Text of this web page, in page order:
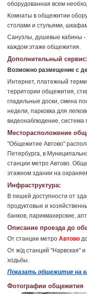
оборудованная всем
Комнаты в общежитии
столами и стульями,
Санузлы, душевые кабины -
каждом этаже общежития.
Дополнительный сервис:
Возможно размещение с
Интернет, платежный
территории общежития,
гладильные доски, смена
недели, парковка для
видеонаблюдение, система
Месторасположение
"Общежитие Автово"
Петербурга, в
станции метро Автово.
этажном здании на
Инфраструктура:
В пешей доступности от
продуктовые и
банков, парикмахерские,
Описание проезда до
От станции метро Автово
От ж/д станций "Нарвская"
ходьбы.
Показать общежитие на
Фотографии общежития